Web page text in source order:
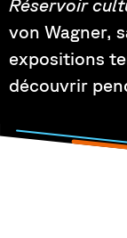
Réservoir
von Wagner,
expositions
découvrir